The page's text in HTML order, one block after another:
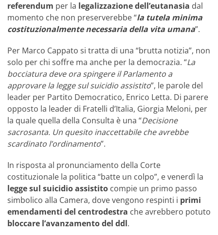
referendum per la legalizzazione dell’eutanasia dal
momento che non preserverebbe “la tutela minima
costituzionalmente necessaria della vita umana”.
Per Marco Cappato si tratta di una “brutta notizia”, non
solo per chi soffre ma anche per la democrazia. “La
bocciatura deve ora spingere il Parlamento a
approvare la legge sul suicidio assistito”, le parole del
leader per Partito Democratico, Enrico Letta. Di parere
opposto la leader di Fratelli d’Italia, Giorgia Meloni, per
la quale quella della Consulta è una “Decisione
sacrosanta. Un quesito inaccettabile che avrebbe
scardinato l’ordinamento”.
In risposta al pronunciamento della Corte
costituzionale la politica “batte un colpo”, e venerdì la
leggesul suicidio assistito compie un primo passo
simbolico alla Camera, dove vengono respinti i primi
emendamenti del centrodestra che avrebbero potuto
bloccare l’avanzamento del ddl.